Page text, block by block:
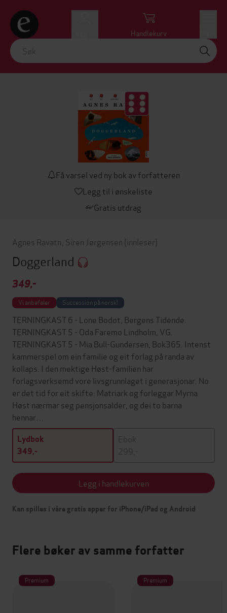
Handlekurv
Få varsel ved ny bok av forfatteren
Legg til i ønskeliste
Gratis utdrag
Agnes Ravatn Siren Jørgensen (innleser)
Doggerland
349,-
Vi anbefaler Succession på norsk!
TERNINGKAST 6 - Lone Bodot, Bergens Tidende.
TERNINGKAST 5 - Oda Faremo Lindholm, VG.
TERNINGKAST 5 - Mia Bull-Gundersen, Bok365. Intenst
kammerspel om ein familie og eit forlag på randa av
kollaps. I den mektige Høst-familien har
forlagsverksemd vore livsgrunnlaget i generasjonar. No
er det tid for eit skifte: Matriark og forleggar Myrna
Høst nærmar seg pensjonsalder, og dei to barna
hennar…
Lydbok
349,-
Ebok
299,-
Legg i handlekurven
Kan spilles i våre gratis apper for iPhone/iPad og Android
Flere bøker av samme forfatter
Premium Premium